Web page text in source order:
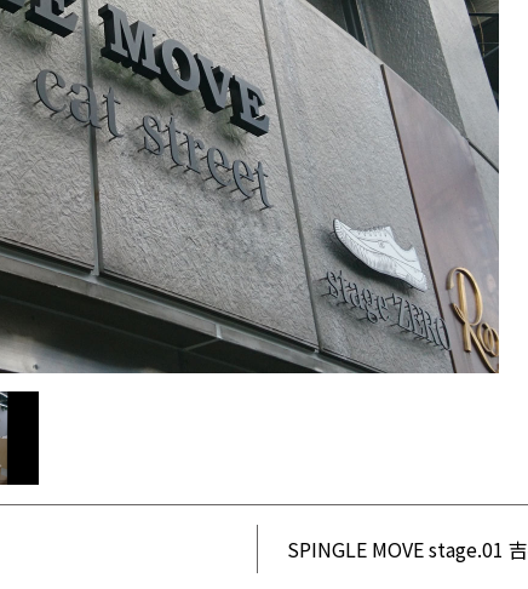
SPINGLE MOVE stage.01